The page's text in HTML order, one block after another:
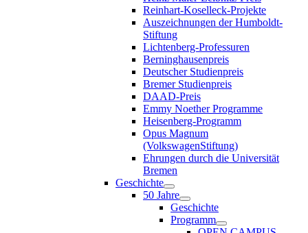
Reinhart-Koselleck-Projekte
Auszeichnungen der Humboldt-
Stiftung
Lichtenberg-Professuren
Berninghausenpreis
Deutscher Studienpreis
Bremer Studienpreis
DAAD-Preis
Emmy Noether Programme
Heisenberg-Programm
Opus Magnum
(VolkswagenStiftung)
Ehrungen durch die Universität
Bremen
Geschichte
50 Jahre
Geschichte
Programm